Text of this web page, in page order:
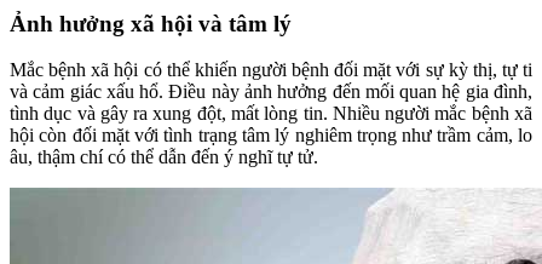
Ảnh hưởng xã hội và tâm lý
Mắc bệnh xã hội có thể khiến người bệnh đối mặt với sự kỳ thị, tự ti
và cảm giác xấu hổ. Điều này ảnh hưởng đến mối quan hệ gia đình,
tình dục và gây ra xung đột, mất lòng tin. Nhiều người mắc bệnh xã
hội còn đối mặt với tình trạng tâm lý nghiêm trọng như trầm cảm, lo
âu, thậm chí có thể dẫn đến ý nghĩ tự tử.